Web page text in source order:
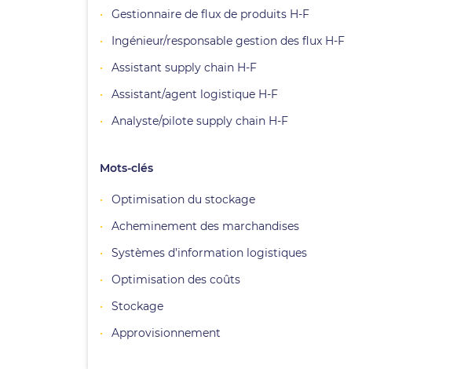
Gestionnaire de flux de produits H-F
Ingénieur/responsable gestion des flux H-F
Assistant supply chain H-F
Assistant/agent logistique H-F
Analyste/pilote supply chain H-F
Mots-clés
Optimisation du stockage
Acheminement des marchandises
Systèmes d’information logistiques
Optimisation des coûts
Stockage
Approvisionnement